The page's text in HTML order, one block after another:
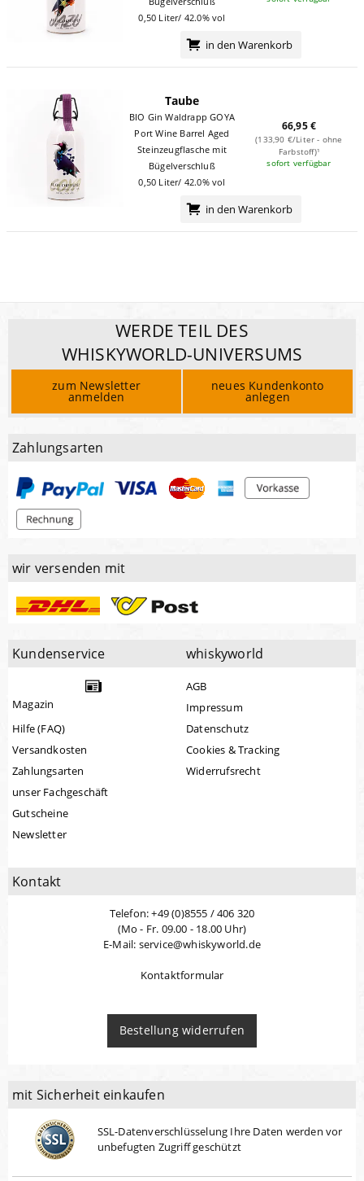
0,50 Liter/ 42.0% vol
in den Warenkorb
Taube
BIO Gin Waldrapp GOYA
Port Wine Barrel Aged
Steinzeugflasche mit
Bügelverschluß
0,50 Liter/ 42.0% vol
66,95 €
(133,90 €/Liter - ohne
Farbstoff)¹
sofort verfügbar
in den Warenkorb
WERDE TEIL DES
WHISKYWORLD-UNIVERSUMS
zum Newsletter
anmelden
neues Kundenkonto
anlegen
Zahlungsarten
wir versenden mit
Kundenservice
Magazin
Hilfe (FAQ)
Versandkosten
Zahlungsarten
unser Fachgeschäft
Gutscheine
Newsletter
whiskyworld
AGB
Impressum
Datenschutz
Cookies & Tracking
Widerrufsrecht
Kontakt
Telefon: +49 (0)8555 / 406 320
(Mo - Fr. 09.00 - 18.00 Uhr)
E-Mail: service@whiskyworld.de
Kontaktformular
Bestellung widerrufen
mit Sicherheit einkaufen
SSL-Datenverschlüsselung Ihre Daten werden vor
unbefugten Zugriff geschützt